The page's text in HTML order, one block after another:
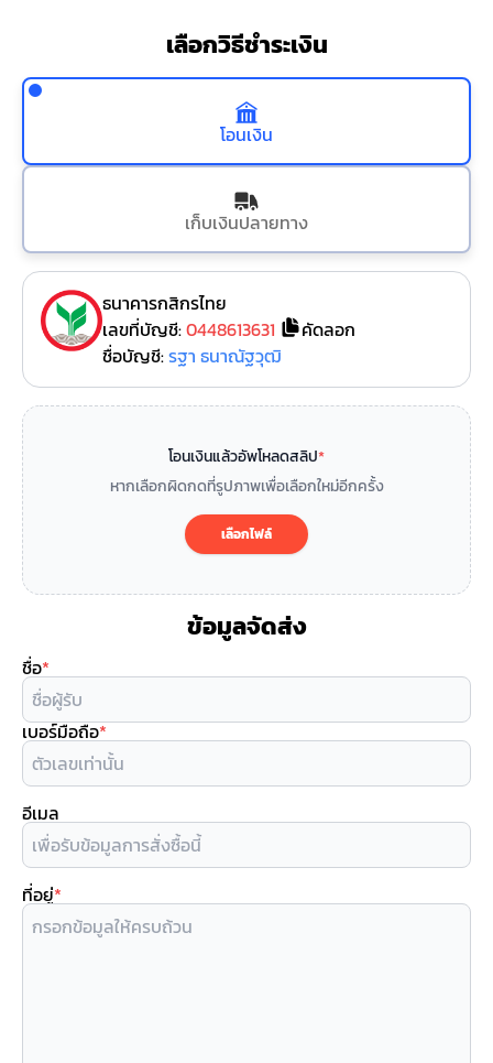
เลือกวิธีชำระเงิน
โอนเงิน
เก็บเงินปลายทาง
ธนาคารกสิกรไทย
เลขที่บัญชี:0448613631
คัดลอก
ชื่อบัญชี:รฐา ธนาณัฐวุฒิ
โอนเงินแล้วอัพโหลดสลิป*
หากเลือกผิดกดที่รูปภาพเพื่อเลือกใหม่อีกครั้ง
เลือกไฟล์
ข้อมูลจัดส่ง
ชื่อ*
เบอร์มือถือ*
อีเมล
ที่อยู่*